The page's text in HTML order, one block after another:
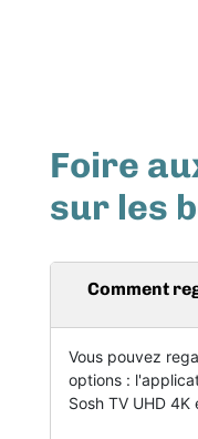
Foire
sur les
Comment
Vous pouvez
options :
Sosh TV UHD